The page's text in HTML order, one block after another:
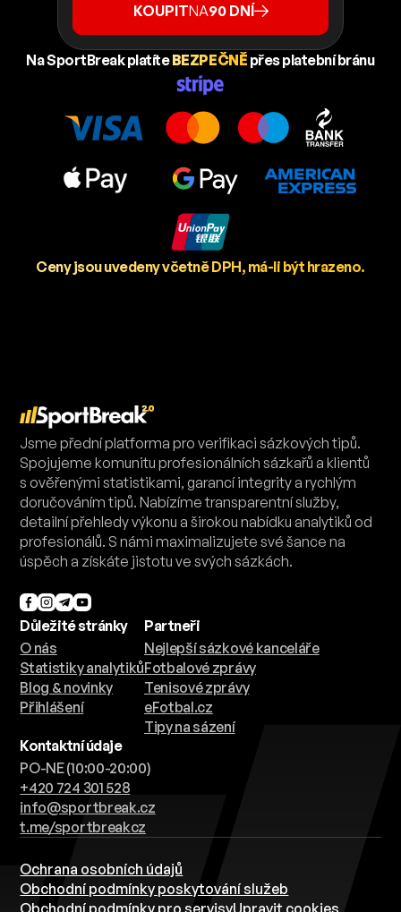
KOUPITNA90 DNÍ
Na SportBreak platíteBEZPEČNĚ přes platební bránu
Ceny jsou uvedeny včetně DPH, má-li být hrazeno.
Jsme přední platforma pro verifikaci sázkových tipů.
Spojujeme komunitu profesionálních sázkařů a klientů
s ověřenými statistikami, garancí integrity a rychlým
doručováním tipů. Nabízíme transparentní služby,
detailní přehledy výkonu a širokou nabídku analytiků od
profesionálů. S námi maximalizujete své šance na
úspěch a získáte jistotu ve svých sázkách.
Důležité stránky
O nás
Statistiky analytiků
Blog & novinky
Přihlášení
Partneři
Nejlepší sázkové kanceláře
Fotbalové zprávy
Tenisové zprávy
eFotbal.cz
Tipy na sázení
Kontaktní údaje
PO-NE (10:00-20:00)
+420 724 301 528
info@sportbreak.cz
t.me/sportbreakcz
Ochrana osobních údajů
Obchodní podmínky poskytování služeb